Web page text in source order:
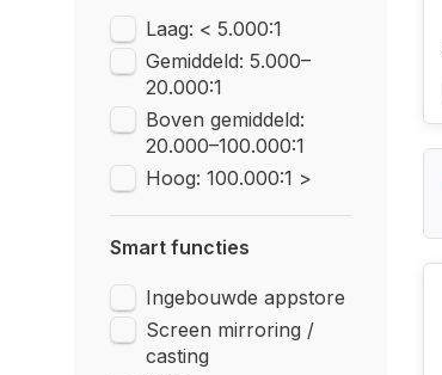
Laag: < 5.000:1
Gemiddeld: 5.000–
20.000:1
Boven gemiddeld:
20.000–100.000:1
Hoog: 100.000:1 >
Smart functies
Ingebouwde appstore
Screen mirroring /
casting
Beste Service Garantie